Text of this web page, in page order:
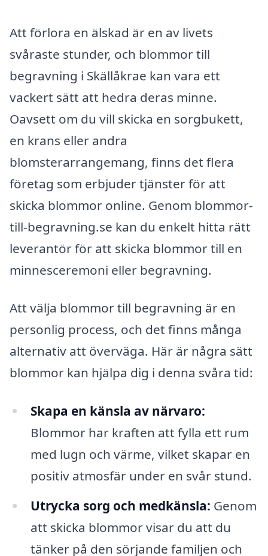
Att förlora en älskad är en av livets
svåraste stunder, och blommor till
begravning i Skällåkrae kan vara ett
vackert sätt att hedra deras minne.
Oavsett om du vill skicka en sorgbukett,
en krans eller andra
blomsterarrangemang, finns det flera
företag som erbjuder tjänster för att
skicka blommor online. Genom blommor-
till-begravning.se kan du enkelt hitta rätt
leverantör för att skicka blommor till en
minnesceremoni eller begravning.
Att välja blommor till begravning är en
personlig process, och det finns många
alternativ att överväga. Här är några sätt
blommor kan hjälpa dig i denna svåra tid:
Skapa en känsla av närvaro:
Blommor har kraften att fylla ett rum
med lugn och värme, vilket skapar en
positiv atmosfär under en svår stund.
Utrycka sorg och medkänsla: Genom
att skicka blommor visar du att du
tänker på den sörjande familjen och